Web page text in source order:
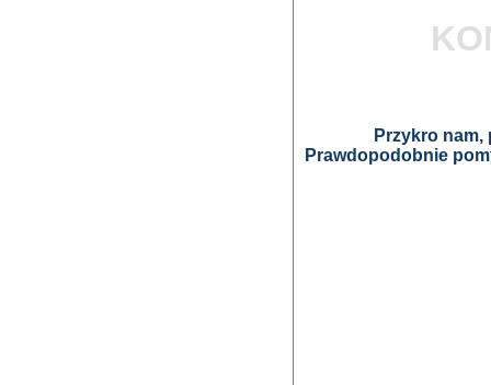
Przykro
Prawdopodobnie